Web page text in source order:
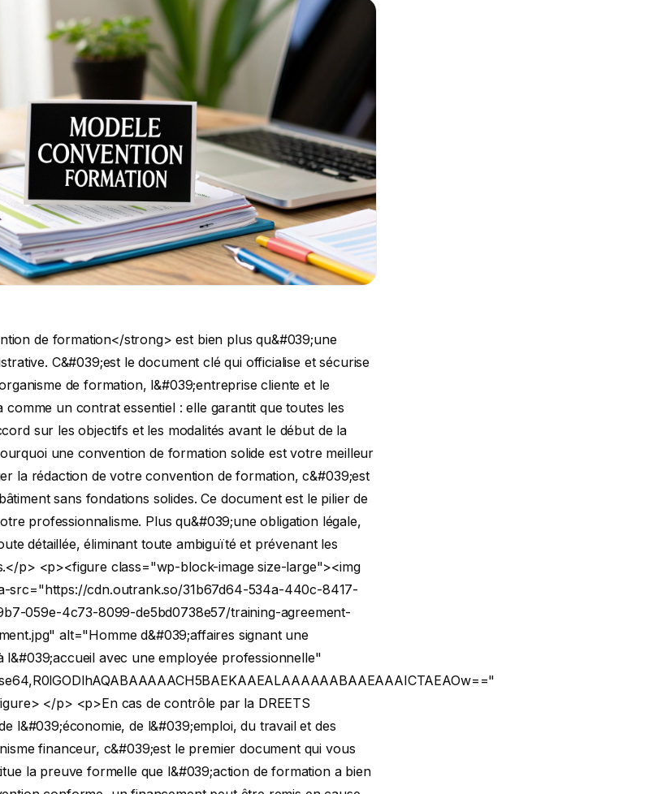
de formation. C&#039;est un risque direct pour votre trésorerie que vous pouvez facilement éviter par plus de rigueur.</p> </blockquote> <h3>Un cadre juridique qui protège toutes les parties</h3> <p>Le formalisme de la <strong>convention de formation</strong> n&#039;est pas destiné à complexifier votre travail, mais à le sécuriser. Il s&#039;inscrit dans un cadre légal précis, qui a beaucoup évolué depuis la loi fondatrice n° 71-575 du 16 juillet 1971. Pour mieux comprendre les exigences actuelles, il est intéressant de <a href="https://www.vie-publique.fr/fiches/27041-la-formation-professionnelle-continue-fpc-depuis-1971">se pencher sur l&#039;évolution de la formation continue en France</a>.</p> <p>Cette rigueur protège chaque partie :</p> <ul> <li><strong>Pour l&#039;organisme :</strong> C&#039;est la garantie d&#039;être rémunéré pour la prestation fournie.</li> <li><strong>Pour l&#039;entreprise :</strong> C&#039;est l&#039;assurance que la formation correspondra à la commande passée.</li> <li><strong>Pour le stagiaire :</strong> C&#039;est la clarté sur ses droits, ses devoirs et le déroulement de son parcours.</li> </ul> <h2>Les clauses obligatoires d&#039;une convention de formation modèle</h2> <p>Une convention de formation n&#039;est pas un simple devis. C&#039;est un contrat qui engage juridiquement votre organisme et votre client. Son cadre est défini par l&#039;<strong>article L.6353-2 du Code du travail</strong>. Une seule mention manquante ou imprécise peut suffire à bloquer un financement pendant plusieurs semaines.</p> <p>Cette section est conçue pour être votre filet de sécurité et éviter ce type de désagrément.</p> <p><figure class="wp-block-image size-large"><img decoding="async" data-src="https://cdn.outrank.so/31b67d64-534a-440c-8417-058be47e7193/c639bc94-4605-4f50-a460-65894ce778c8/training-agreement-template-legal-documents.jpg" alt="Documents de clauses obligatoires avec stylo et livres juridiques sur bureau professionnel" src="data:image/gif;base64,R0lGODlhAQABAAAAACH5BAEKAAEALAAAAAABAAEAAAICTAEAOw==" class="lazyload" /></figure> </p> <p>Plutôt que de simplement lister les articles de loi, nous allons détailler chaque clause pour que vous en compreniez l&#039;importance. L&#039;objectif est de vous permettre de rédiger des documents solides, sans aucune ambiguïté pour votre client, l&#039;OPCO ou l&#039;auditeur <a href="https://travail-emploi.gouv.fr/formation-professionnelle/acteurs-cadre-et-qualite-de-la-formation-professionnelle/qualiopi">Qualiopi</a>.</p> <p>Voici une checklist des mentions indispensables à intégrer dans votre modèle.</p> <h3>Checklist des mentions obligatoires</h3> <table> <thead> <tr> <th align="left">Mention obligatoire (Art. L6353-2)</th> <th align="left">Contenu à préciser</th> <th align="left">Point de vigilance</th> </tr> </thead> <tbody> <tr> <td align="left"><strong>Identification des parties</strong></td> <td align="left">Raison sociale, adresse, SIRET, et <strong>Numéro de Déclaration d&#039;Activité (NDA)</strong> pour l&#039;OF. Raison sociale et adresse pour le client.</td> <td align="left">Le <strong>NDA</strong> est crucial. Son absence invalide la convention au regard de la loi. Vérifiez sa validité.</td> </tr> <tr> <td align="left"><strong>Intitulé de la formation</strong></td> <td align="left">Le titre exact et complet de l&#039;action de formation.</td> <td align="left">Évitez les titres vagues. &quot;Manager une équipe à distance&quot; est plus clair que &quot;Formation management&quot;.</td> </tr> <tr> <td align="left"><strong>Nature de l&#039;action</strong></td> <td align="left">Précisez s&#039;il s&#039;agit d&#039;une action de formation, d&#039;un bilan de compétences, d&#039;une VAE, etc.</td> <td align="left">Le cadre légal et les preuves à fournir varient. Soyez précis dès le début.</td> </tr> <tr> <td align="left"><strong>Objectifs pédagogiques</strong></td> <td align="left">Ce que le stagiaire sera capable de faire <strong>concrètement</strong> à la fin.</td> <td align="left">Utilisez des verbes d&#039;action mesurables (&quot;appliquer&quot;, &quot;créer&quot;, &quot;analyser&quot;). C&#039;est une exigence de l&#039;<strong>indicateur 5 de Qualiopi</strong>.</td> </tr> <tr> <td align="left"><strong>Contenu et programme</strong></td> <td align="left">Le détail des modules et thèmes abordés (souvent en annexe pour plus de clarté).</td> <td align="left">Le programme doit être cohérent avec les objectifs. Un financeur vérifiera cette adéquation.</td> </tr> <tr> <td align="left"><strong>Prérequis</strong></td> <td align="left">Les connaissances ou compétences nécessaires pour suivre la formation avec succès.</td> <td align="left">Cela vous protège si un participant n&#039;a pas le niveau requis et clarifie les attentes.</td> </tr> <tr> <td align="left"><strong>Durée et organisation</strong></td> <td align="left">Durée totale en heures, dates, calendrier précis, lieu (ou modalités si distanciel).</td> <td align="left">La durée en heures est la base de calcul pour la plupart des financements. Une erreur peut bloquer le paiement.</td> </tr> <tr> <td align="left"><strong>Moyens pédagogiques &amp; techniques</strong></td> <td align="left">Supports fournis, outils (plateforme LMS), nom et qualifications des formateurs.</td> <td align="left">Cela démontre le professionnalisme de votre structure et rassure sur la qualité de la prestation.</td> </tr> <tr> <td align="left"><strong>Suivi et sanction</strong></td> <td align="left">Modalités de suivi (feuilles d&#039;émargement, relevés de connexion) et d&#039;évaluation (QCM, cas pratique), type de document final.</td> <td align="left">L&#039;<strong>attestation de fin de formation</strong> est un standard. Pour une formation certifiante, mentionnez l&#039;intitulé exact du titre visé.</td> </tr> <tr> <td align="left"><strong>Clauses financières</strong></td> <td align="left">Prix total HT et TTC, modalités de paiement, et conditions en cas d&#039;annulation ou de report.</td> <td align="left">Les conditions d&#039;annulation vous protègent en cas de désistement tardif. Ne les négligez pas !</td> </tr> </tbody> </table> <p>Ce tableau représente la structure de base de votre convention. En le suivant rigoureusement, vous créez un document non seulement conforme, mais aussi robuste et professionnel.</p> <h3>Zoom sur les clauses clés de votre modèle</h3> <p>Analysons maintenant quelques points qui méritent une attention particulière.</p> <h4>Les objectifs : ce que le stagiaire saura <em>faire</em></h4> <p>C&#039;est le cœur de votre promesse. L&#039;erreur courante est de décrire ce que <em>vous</em> allez faire (&quot;présenter les outils&#8230;&quot;). L&#039;objectif doit se concentrer sur la compétence que le stagiaire acquerra.</p> <blockquote> <p><strong>Exemple d&#039;objectif bien formulé :</strong> &quot;À l&#039;issue de cette formation, le participant sera capable de créer des tableaux croisés dynamiques sur Excel pour analyser des données de vente.&quot; C&#039;est con